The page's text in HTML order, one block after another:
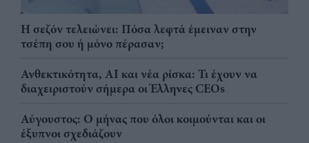
Η σεζόν τελειώνει: Πόσα λεφτά έμειναν στην
τσέπη σου ή μόνο πέρασαν;
Ανθεκτικότητα, AI και νέα ρίσκα: Τι έχουν να
διαχειριστούν σήμερα οι Έλληνες CEOs
Αύγουστος: Ο μήνας που όλοι κοιμούνται και οι
έξυπνοι σχεδιάζουν